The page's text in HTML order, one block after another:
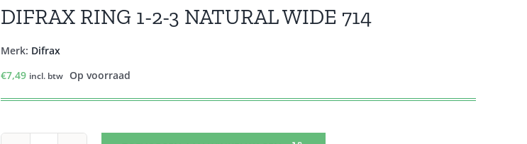
DIFRAX RING 1-2-3 NATURAL WIDE 714
Merk: Difrax
€7,49 incl. btw Op voorraad